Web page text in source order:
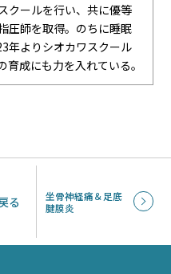
クールを行い、共に優等
圧師を取得。のちに睡眠
年よりシオカワスクール
成にも力を入れている。
る
坐骨神経痛＆足底
腱膜炎